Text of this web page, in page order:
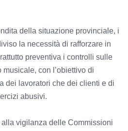
della situazione provinciale, i
la necessità di rafforzare in
preventiva i controlli sulle
con l’obiettivo di
dei lavoratori che dei clienti e di
abusivi.
alla vigilanza delle Commissioni